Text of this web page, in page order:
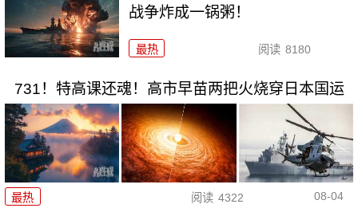
战争炸成一锅粥！
最热 阅读 8180
731！特高课还魂！高市早苗两把火烧穿日本国运
最热 阅读 4322 08-04